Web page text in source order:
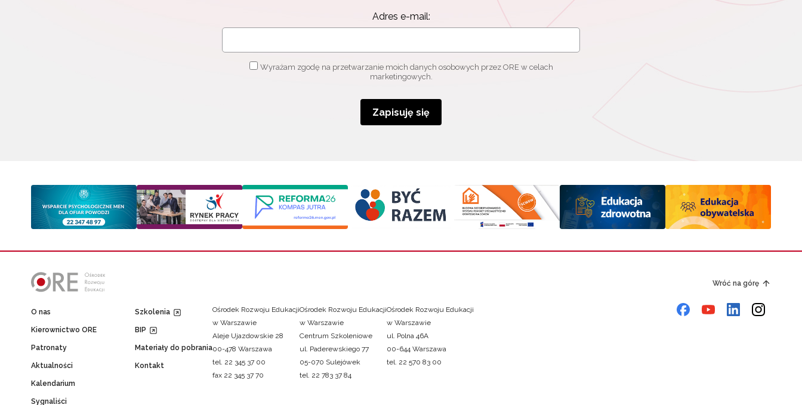
Adres e-mail:
Wyrażam zgodę na przetwarzanie moich danych osobowych przez ORE w celach
marketingowych.
Zapisuję się
Wróć na górę
O nas
Kierownictwo ORE
Patronaty
Aktualności
Kalendarium
Sygnaliści
Szkolenia
BIP
Materiały do pobrania
Kontakt
Ośrodek Rozwoju Edukacji
w Warszawie
Aleje Ujazdowskie 28
00-478 Warszawa
tel. 22 345 37 00
fax 22 345 37 70
Ośrodek Rozwoju Edukacji
w Warszawie
Centrum Szkoleniowe
ul. Paderewskiego 77
05-070 Sulejówek
tel. 22 783 37 84
Ośrodek Rozwoju Edukacji
w Warszawie
ul. Polna 46A
00-644 Warszawa
tel. 22 570 83 00
Zapisuję się